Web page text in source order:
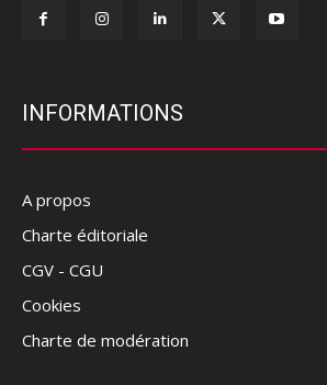
INFORMATIONS
A propos
Charte éditoriale
CGV - CGU
Cookies
Charte de modération